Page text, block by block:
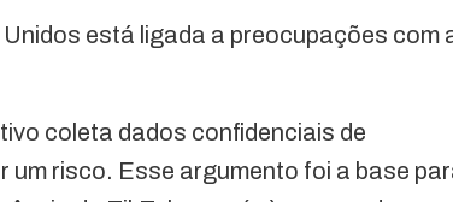
está ligada a preocupações com
coleta dados confidenciais de
risco. Esse argumento foi a base